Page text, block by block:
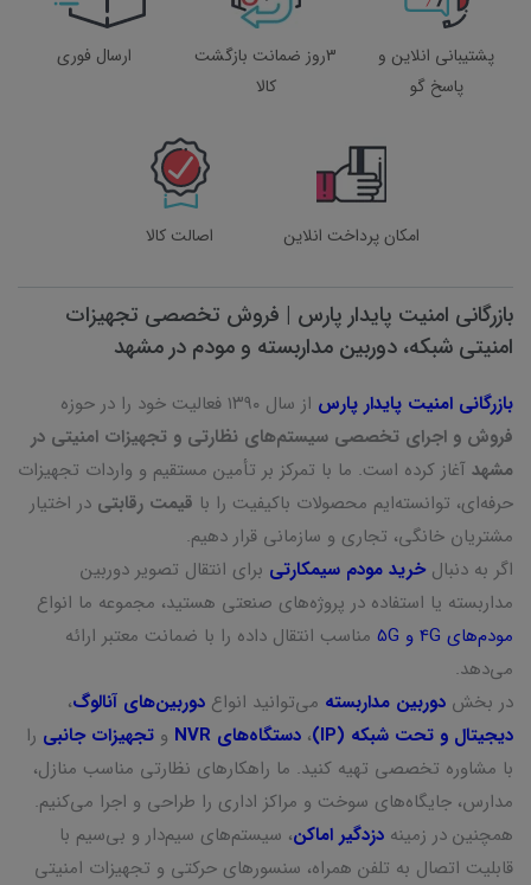
پشتیبانی انلاین و
پاسخ گو
3روز ضمانت بازگشت
کالا
ارسال فوری
امکان پرداخت انلاین اصالت کالا
بازرگانی امنیت پایدار پارس | فروش تخصصی تجهیزات
امنیتی شبکه، دوربین مداربسته و مودم در مشهد
بازرگانی امنیت پایدار پارس از سال ۱۳۹۰ فعالیت خود را در حوزه
فروش و اجرای تخصصی سیستم‌های نظارتی و تجهیزات امنیتی در
مشهد آغاز کرده است. ما با تمرکز بر تأمین مستقیم و واردات تجهیزات
حرفه‌ای، توانسته‌ایم محصولات باکیفیت را با قیمت رقابتی در اختیار
مشتریان خانگی، تجاری و سازمانی قرار دهیم.
اگر به دنبالخرید مودم سیمکارتی برای انتقال تصویر دوربین
مداربسته یا استفاده در پروژه‌های صنعتی هستید، مجموعه ما انواع
مودم‌های 4G و 5G
مناسب انتقال داده را با ضمانت معتبر ارائه
می‌دهد.
در بخش دوربین مداربسته می‌توانید انواع دوربین‌های آنالوگ،
دیجیتال و تحت شبکه (IP)
، دستگاه‌های NVR و تجهیزات جانبی را
با مشاوره تخصصی تهیه کنید. ما راهکارهای نظارتی مناسب منازل،
مدارس، جایگاه‌های سوخت و مراکز اداری را طراحی و اجرا می‌کنیم.
همچنین در زمینه دزدگیر اماکن، سیستم‌های سیم‌دار و بی‌سیم با
قابلیت اتصال به تلفن همراه، سنسورهای حرکتی و تجهیزات امنیتی